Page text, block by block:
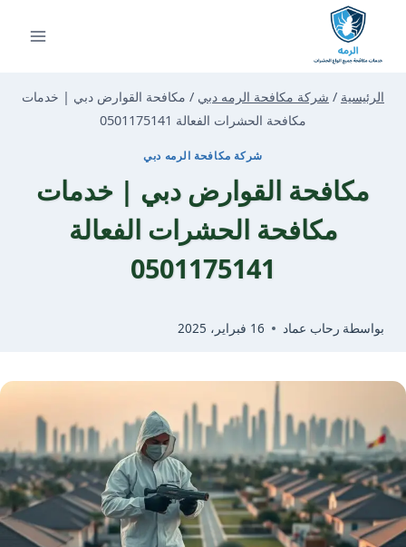
التجاوز
المحتوى
الرئيسية / شركة مكافحة الرمه دبي / مكافحة القوارض دبي | خدمات
مكافحة الحشرات الفعالة 0501175141
شركة مكافحة الرمه دبي
مكافحة القوارض دبي | خدمات
مكافحة الحشرات الفعالة
0501175141
بواسطة رحاب عماد 16 فبراير، 2025